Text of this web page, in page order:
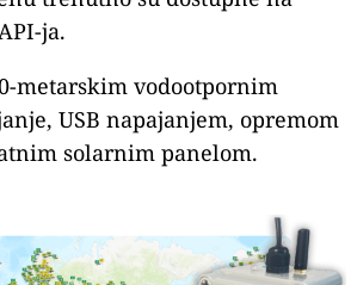
ja.
metarskim vodootpornim
USB napajanjem, opremom
solarnim panelom.